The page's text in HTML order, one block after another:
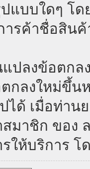
ปแบบใดๆ โ
ารค้าชื่อสิน
ปลงข้อตกล
กลงใหม่ขึ้น
ได้ เมื่อท่า
มาชิก ของ
ให้บริการ